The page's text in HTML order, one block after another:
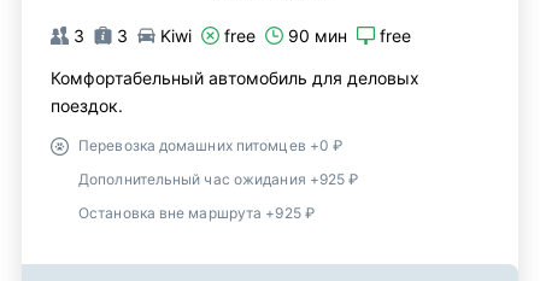
3 3 Kiwi free 90 мин free
Комфортабельный автомобиль для деловых
поездок.
Перевозка домашних питомцев +0 ₽
Дополнительный час ожидания +925 ₽
Остановка вне маршрута +925 ₽